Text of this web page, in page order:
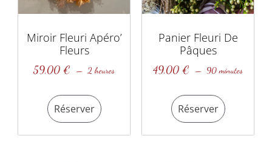
Miroir Fleuri Apéro’
Fleurs
59,00€ 2 heures
Réserver
Panier Fleuri De
Pâques
49,00€ 90 minutes
Réserver